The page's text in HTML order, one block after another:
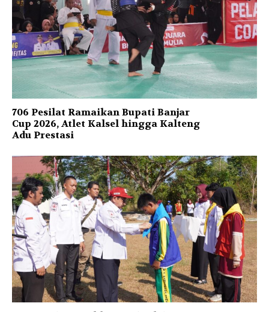
706 Pesilat Ramaikan Bupati Banjar
Cup 2026, Atlet Kalsel hingga Kalteng
Adu Prestasi